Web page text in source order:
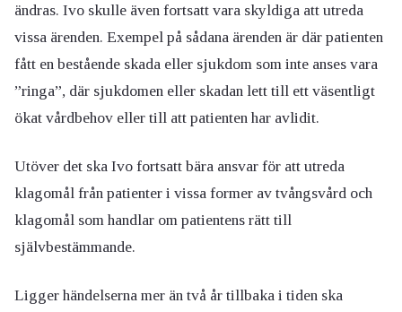
ändras. Ivo skulle även fortsatt vara skyldiga att utreda
vissa ärenden. Exempel på sådana ärenden är där patienten
fått en bestående skada eller sjukdom som inte anses vara
”ringa”, där sjukdomen eller skadan lett till ett väsentligt
ökat vårdbehov eller till att patienten har avlidit.
Utöver det ska Ivo fortsatt bära ansvar för att utreda
klagomål från patienter i vissa former av tvångsvård och
klagomål som handlar om patientens rätt till
självbestämmande.
Ligger händelserna mer än två år tillbaka i tiden ska